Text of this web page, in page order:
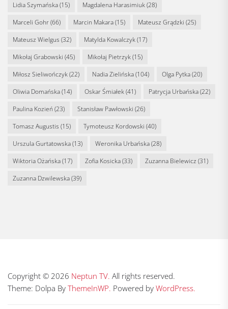
Lidia Szymańska(15) Magdalena Harasimiuk(28)
Marceli Gohr(66) Marcin Makara(15) Mateusz Grądzki (25)
Mateusz Wielgus (32) Matylda Kowalczyk(17)
Mikołaj Grabowski (45) Mikołaj Pietrzyk(15)
Miłosz Sieliwończyk(22) Nadia Zielińska(104) Olga Pytka(20)
Oliwia Domańska(14) Oskar Śmiałek(41) Patrycja Urbańska(22)
Paulina Kozień (23) Stanisław Pawłowski (26)
Tomasz Augustis (15) Tymoteusz Kordowski (40)
Urszula Gurtatowska(13) Weronika Urbańska(28)
Wiktoria Ożańska(17) Zofia Kosicka(33) Zuzanna Bielewicz (31)
Zuzanna Dzwilewska(39)
Copyright © 2026 Neptun TV. All rights reserved.
Theme: Dolpa By ThemeInWP. Powered by WordPress.